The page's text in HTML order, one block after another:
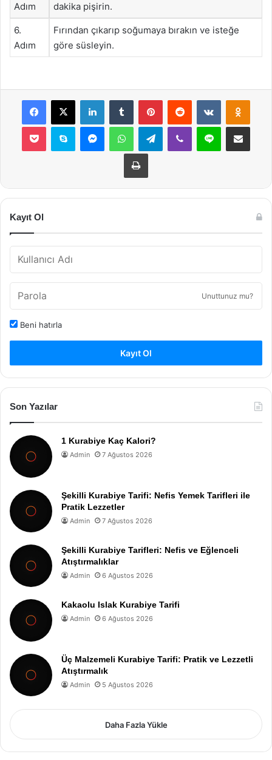
Adım
dakika pişirin.
6.
Adım
Fırından çıkarıp soğumaya bırakın ve isteğe
göre süsleyin.
Facebook
X LinkedInTumblr PinterestReddit VKontakte
Pocket Skype MessengerWhatsAppTelegramViber Line E-Posta ile
Yazdır
Kayıt Ol
Unuttunuz mu?
Beni hatırla
Kayıt Ol
Son Yazılar
1 Kurabiye Kaç Kalori?
Admin 7 Ağustos 2026
Şekilli Kurabiye Tarifi: Nefis Yemek Tarifleri ile
Pratik Lezzetler
Admin 7 Ağustos 2026
Şekilli Kurabiye Tarifleri: Nefis ve Eğlenceli
Atıştırmalıklar
Admin 6 Ağustos 2026
Kakaolu Islak Kurabiye Tarifi
Admin 6 Ağustos 2026
Üç Malzemeli Kurabiye Tarifi: Pratik ve Lezzetli
Atıştırmalık
Admin 5 Ağustos 2026
Daha Fazla Yükle